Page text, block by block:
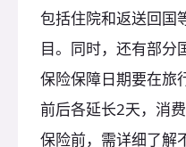
包括住院和返送回国
目。同时，还有部分
保险保障日期要在旅
前后各延长2天，消
保险前，需详细了解